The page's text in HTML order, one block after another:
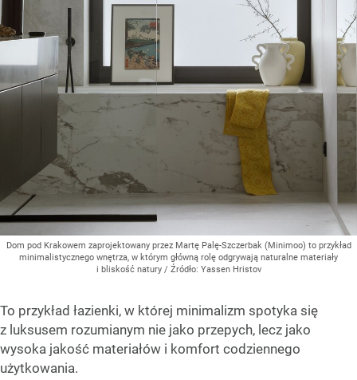
Dom pod Krakowem zaprojektowany przez Martę Palę-Szczerbak (Minimoo) to przykład
minimalistycznego wnętrza, w którym główną rolę odgrywają naturalne materiały
i bliskość natury / Źródło: Yassen Hristov
To przykład łazienki, w której minimalizm spotyka się
z luksusem rozumianym nie jako przepych, lecz jako
wysoka jakość materiałów i komfort codziennego
użytkowania.